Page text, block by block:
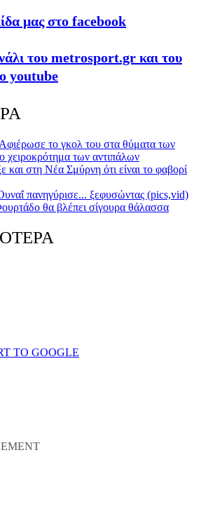
μας στο facebook
του metrosport.gr και του
youtube
το γκολ του στα θύματα των
χειροκρότημα των αντιπάλων
και στη Νέα Σμύρνη ότι είναι το φαβορί
πανηγύρισε... ξεφυσώντας (pics,vid)
θα βλέπει σίγουρα θάλασσα
TO GOOGLE